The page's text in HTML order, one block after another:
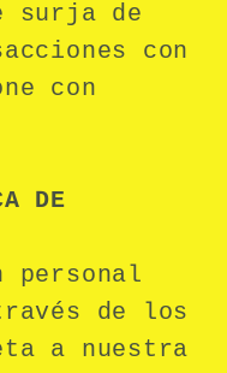
surja de
con
con
DE
personal
de los
a nuestra